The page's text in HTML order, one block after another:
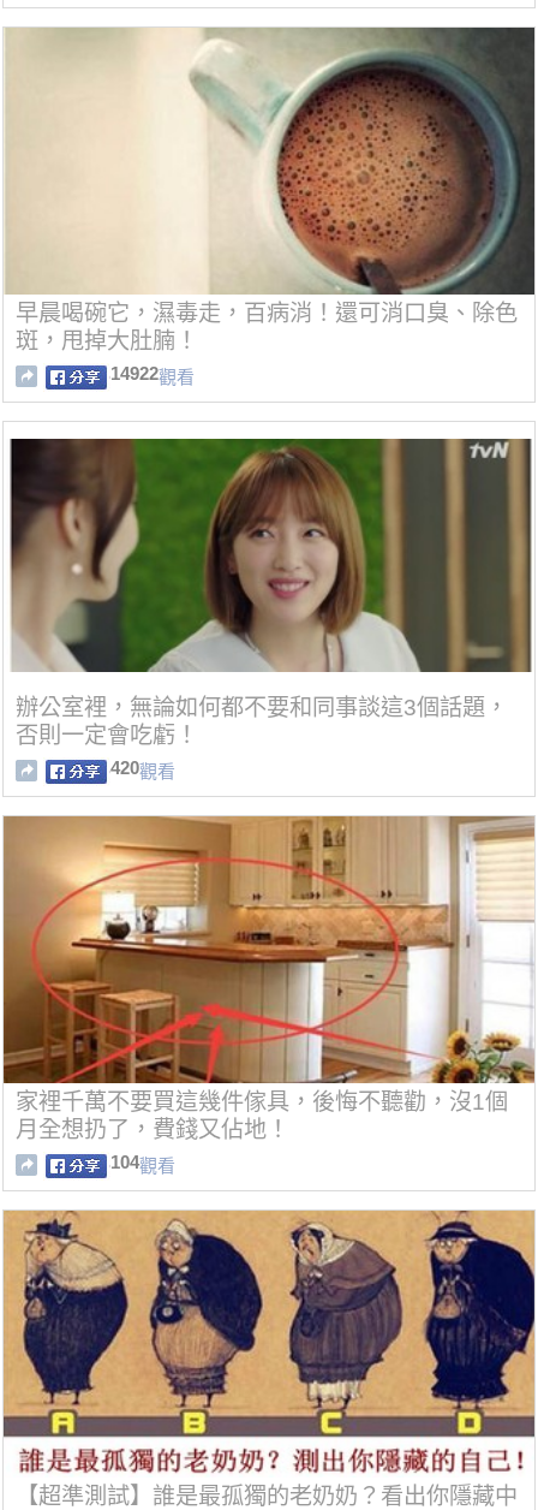
早晨喝碗它，濕毒走，百病消！還可消口臭、除色
斑，甩掉大肚腩！
14922觀看
辦公室裡，無論如何都不要和同事談這3個話題，
否則一定會吃虧！
420觀看
家裡千萬不要買這幾件傢具，後悔不聽勸，沒1個
月全想扔了，費錢又佔地！
104觀看
【超準測試】誰是最孤獨的老奶奶？看出你隱藏中